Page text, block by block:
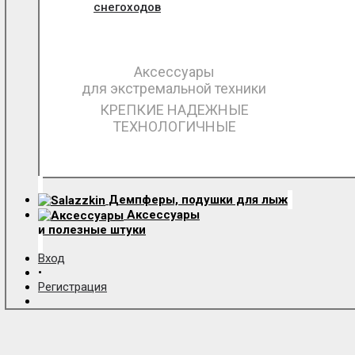
снегоходов
Аксессуары
для экстремальной техники
КРЕПКИЕ НАДЕЖНЫЕ
ТЕХНОЛОГИЧНЫЕ
Демпферы, подушки для лыж
Аксессуары
и полезные штуки
Вход
•
Регистрация